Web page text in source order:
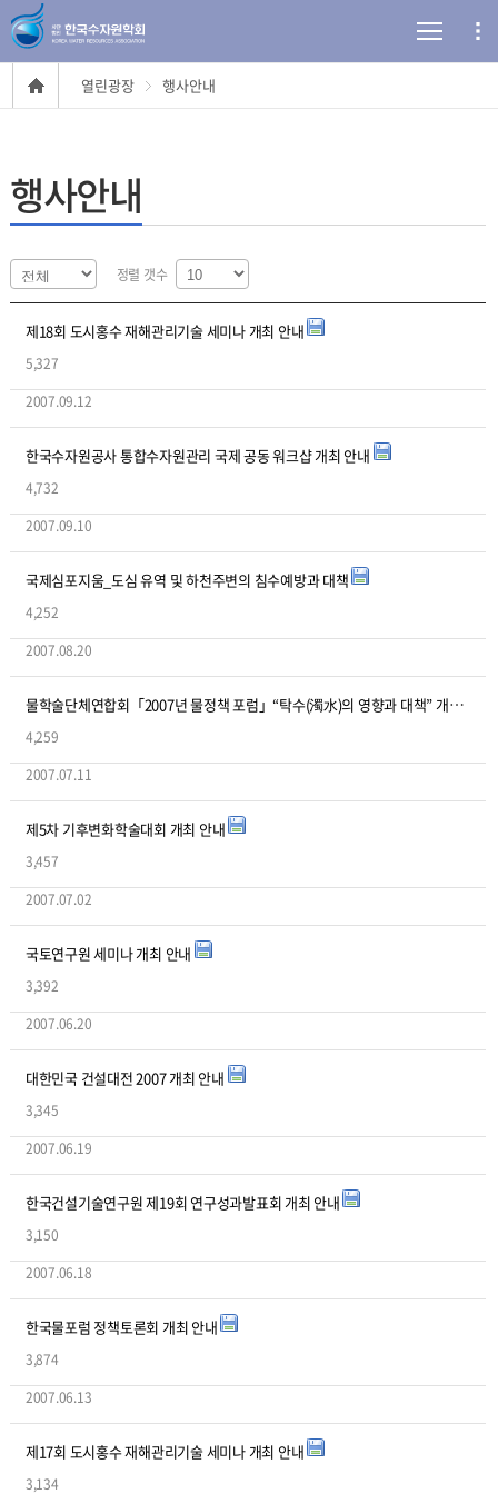
열린광장 행사안내
행사안내
정렬 갯수
제18회 도시홍수 재해관리기술 세미나 개최 안내
5,327
2007.09.12
한국수자원공사 통합수자원관리 국제 공동 워크샵 개최 안내
4,732
2007.09.10
국제심포지움_도심 유역 및 하천주변의 침수예방과 대책
4,252
2007.08.20
물학술단체연합회「2007년 물정책 포럼」“탁수(濁水)의 영향과 대책” 개최안내
4,259
2007.07.11
제5차 기후변화학술대회 개최 안내
3,457
2007.07.02
국토연구원 세미나 개최 안내
3,392
2007.06.20
대한민국 건설대전 2007 개최 안내
3,345
2007.06.19
한국건설기술연구원 제19회 연구성과발표회 개최 안내
3,150
2007.06.18
한국물포럼 정책토론회 개최 안내
3,874
2007.06.13
제17회 도시홍수 재해관리기술 세미나 개최 안내
3,134